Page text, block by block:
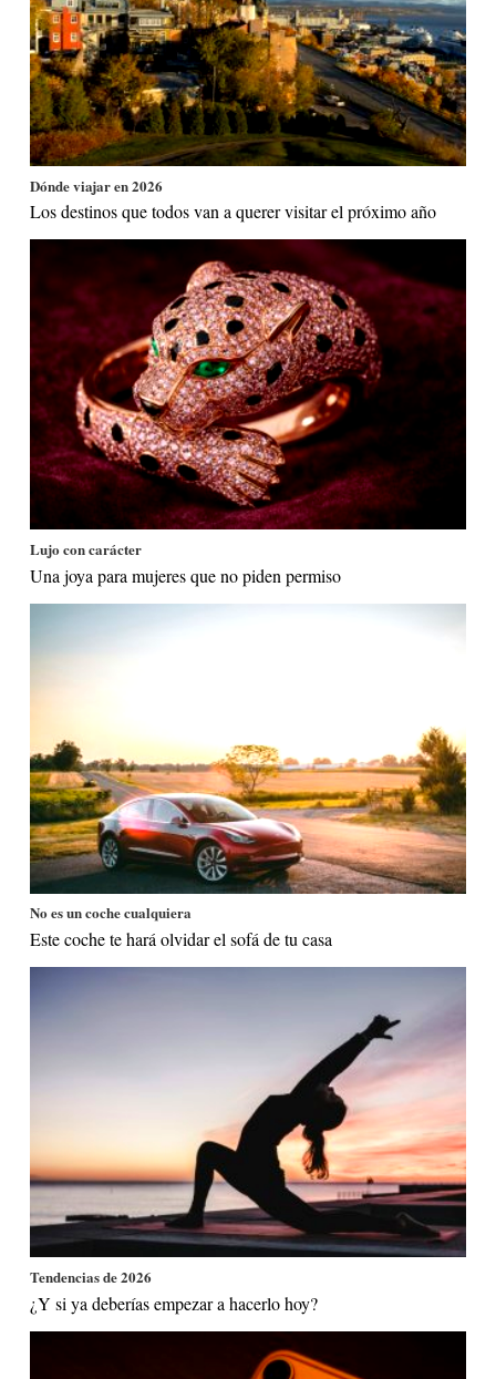
Dónde viajar en 2026
Los destinos que todos van a querer visitar el próximo año
Lujo con carácter
Una joya para mujeres que no piden permiso
No es un coche cualquiera
Este coche te hará olvidar el sofá de tu casa
Tendencias de 2026
¿Y si ya deberías empezar a hacerlo hoy?